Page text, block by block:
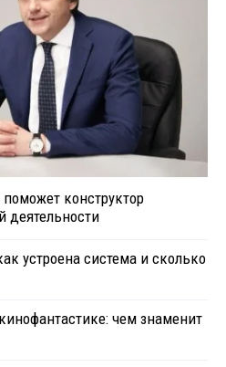
конструктор
деятельности
устроена система и сколько
чем знаменит